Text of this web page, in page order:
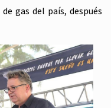
gas del país, después